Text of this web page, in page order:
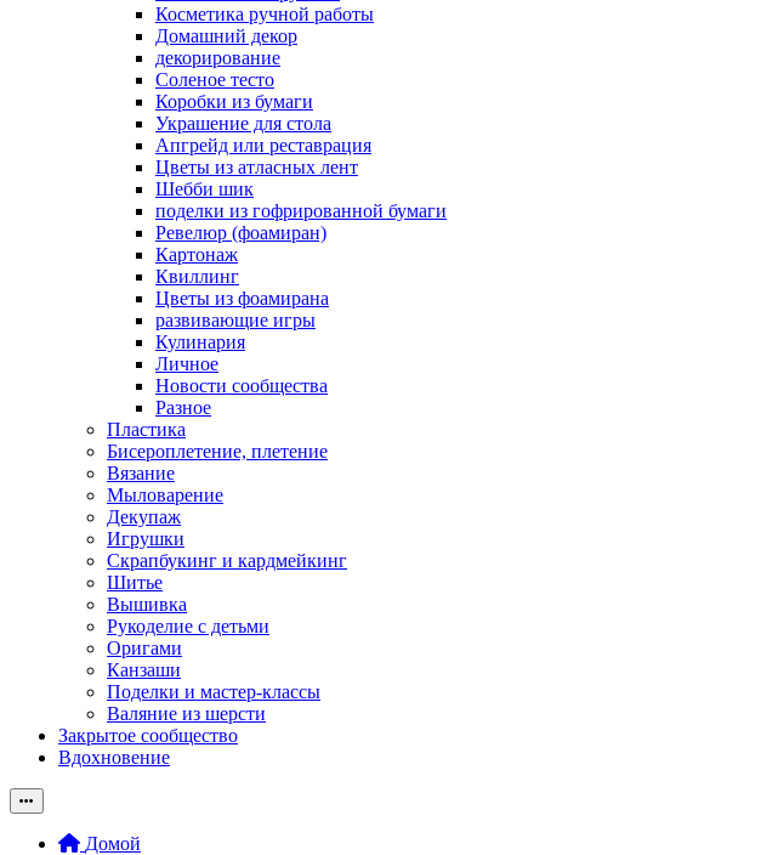
Косметика ручной работы
Домашний декор
декорирование
Соленое тесто
Коробки из бумаги
Украшение для стола
Апгрейд или реставрация
Цветы из атласных лент
Шебби шик
поделки из гофрированной бумаги
Ревелюр (фоамиран)
Картонаж
Квиллинг
Цветы из фоамирана
развивающие игры
Кулинария
Личное
Новости сообщества
Разное
Пластика
Бисероплетение, плетение
Вязание
Мыловарение
Декупаж
Игрушки
Скрапбукинг и кардмейкинг
Шитье
Вышивка
Рукоделие с детьми
Оригами
Канзаши
Поделки и мастер-классы
Валяние из шерсти
Закрытое сообщество
Вдохновение
Домой